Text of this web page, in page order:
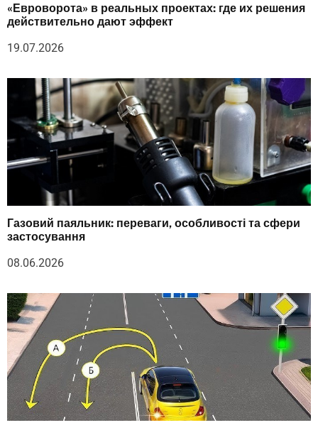
«Евроворота» в реальных проектах: где их решения
действительно дают эффект
19.07.2026
Газовий паяльник: переваги, особливості та сфери
застосування
08.06.2026